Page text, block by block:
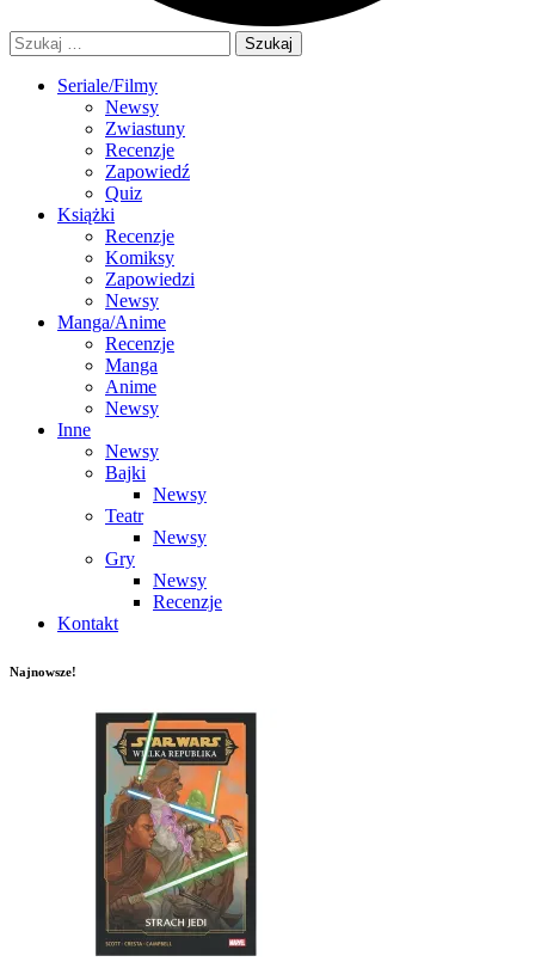
Szukaj:
Seriale/Filmy
Newsy
Zwiastuny
Recenzje
Zapowiedź
Quiz
Książki
Recenzje
Komiksy
Zapowiedzi
Newsy
Manga/Anime
Recenzje
Manga
Anime
Newsy
Inne
Newsy
Bajki
Newsy
Teatr
Newsy
Gry
Newsy
Recenzje
Kontakt
Najnowsze!